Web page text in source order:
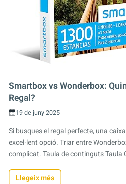
Smartbox vs Wonderbox:
Regal?
19 de juny 2025
Si busques el regal perfecte, una
excel·lent opció. Triar entre
complicat. Taula de continguts Taula
Llegeix més